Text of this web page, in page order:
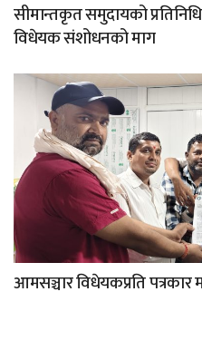
सीमान्तकृत समुदायको
विधेयक संशोधनको माग
आमसञ्चार विधेयकप्रति